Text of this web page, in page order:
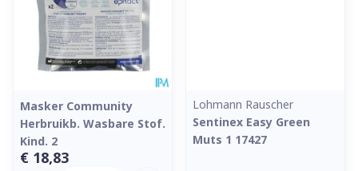
Masker Community
Herbruikb. Wasbare Stof.
Kind. 2
€ 18,83
Lohmann Rauscher
Sentinex Easy Green
Muts 1 17427